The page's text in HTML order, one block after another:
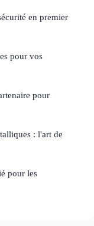
en premier
pour vos
pour
: l'art de
pour les